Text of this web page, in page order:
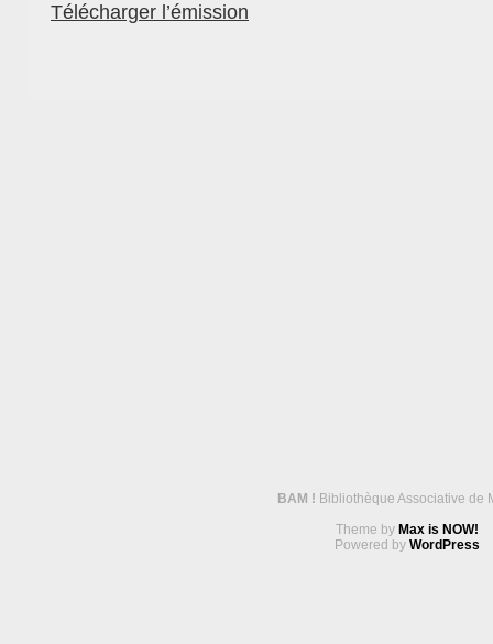
Télécharger l’émission
BAM ! Bibliothèque Associative de
Theme by Max is NOW!
Powered by WordPress